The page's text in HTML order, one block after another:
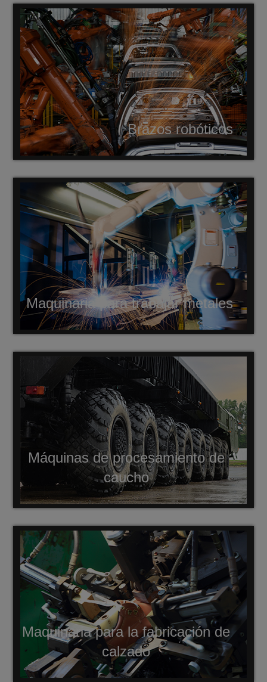
Brazos robóticos
Maquinaria para trabajar metales
Máquinas de procesamiento de
caucho
Maquinaria para la fabricación de
calzado